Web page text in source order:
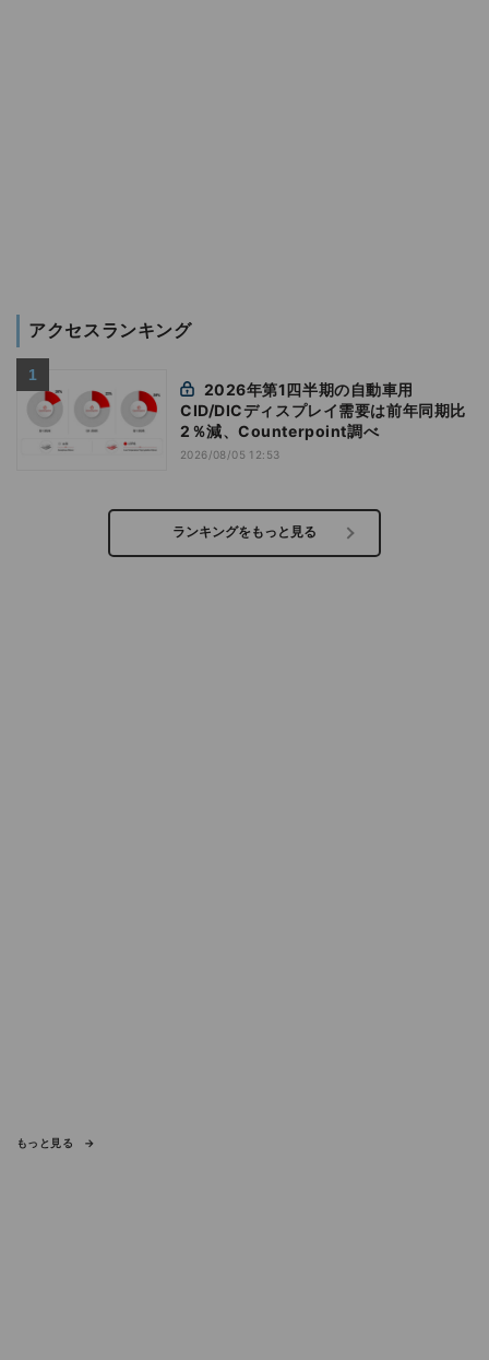
アクセスランキング
CID/DICディスプレイ需要は前年同期比
2％減、Counterpoint調べ
2026/08/05 12:53
ランキングをもっと見る
もっと見る